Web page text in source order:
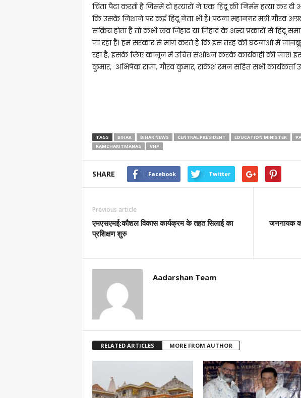
चिंता पैदा करती है जिसमें दो हत्यारों ने एक हिंदू की निर्मम हत्या
कि उसके निशाने पर कई हिंदू नेता भी हैं। पटना महानगर मंत्री गौरव
सक्रिय होता है तो कभी लव जिहाद या जिहाद के अन्य प्रकारों से हिंदू
जा रहा है। हम सरकार से मांग करते हैं कि इस तरह की घटनाओं में
रहा है, इसके लिए कानून में उचित संशोधन करके कार्यवाही की
कुमार, अभिषेक राजा, गौरव कुमार, राकेश रमन सहित सभी कार्यकर्ता
TAGS BIHAR BIHAR NEWS CENTRAL PRESIDENT EDUCATION MINISTER
RAMCHARITMANAS
VHP
SHARE Facebook Twitter
Previous article
एमएसएमई:कौशल विकास कार्यक्रम के तहत सिलाई का
प्रशिक्षण शुरु
जननायक
Aadarshan Team
RELATED ARTICLES MORE FROM AUTHOR